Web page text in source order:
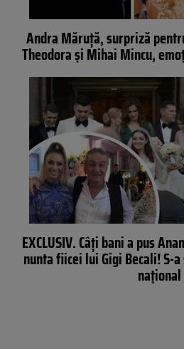
Andra Măruţă, surpriză
Theodora și Mihai Mincu,
EXCLUSIV. Câți bani a pus
nunta fiicei lui Gigi Becali! S-
naţional